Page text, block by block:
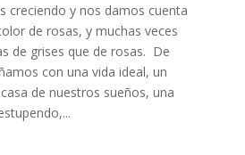
creciendo y nos damos cuenta
de rosas, y muchas veces
de grises que de rosas. De
con una vida ideal, un
de nuestros sueños, una